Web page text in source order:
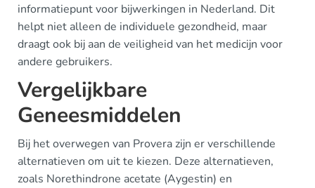
informatiepunt voor bijwerkingen in Nederland. Dit
helpt niet alleen de individuele gezondheid, maar
draagt ook bij aan de veiligheid van het medicijn voor
andere gebruikers.
Vergelijkbare
Geneesmiddelen
Bij het overwegen van Provera zijn er verschillende
alternatieven om uit te kiezen. Deze alternatieven,
zoals Norethindrone acetate (Aygestin) en